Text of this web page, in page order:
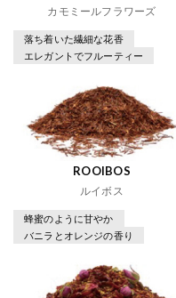
カモミールフラワーズ
落ち着いた繊細な花香
エレガントでフルーティー
ROOIBOS
ルイボス
蜂蜜のように甘やか
バニラとオレンジの香り